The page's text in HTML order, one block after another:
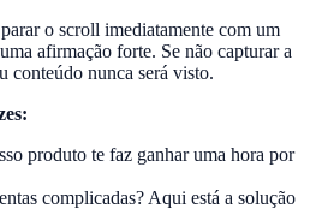
o scroll imediatamente com um
afirmação forte. Se não capturar a
conteúdo nunca será visto.
produto te faz ganhar uma hora por
complicadas? Aqui está a solução